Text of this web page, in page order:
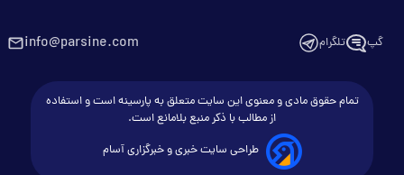
گپ تلگرام info@parsine.com
تمام حقوق مادی و معنوی این سایت متعلق به پارسینه است و استفاده
از مطالب با ذکر منبع بلامانع است.
طراحی سایت خبری و خبرگزاری آسام